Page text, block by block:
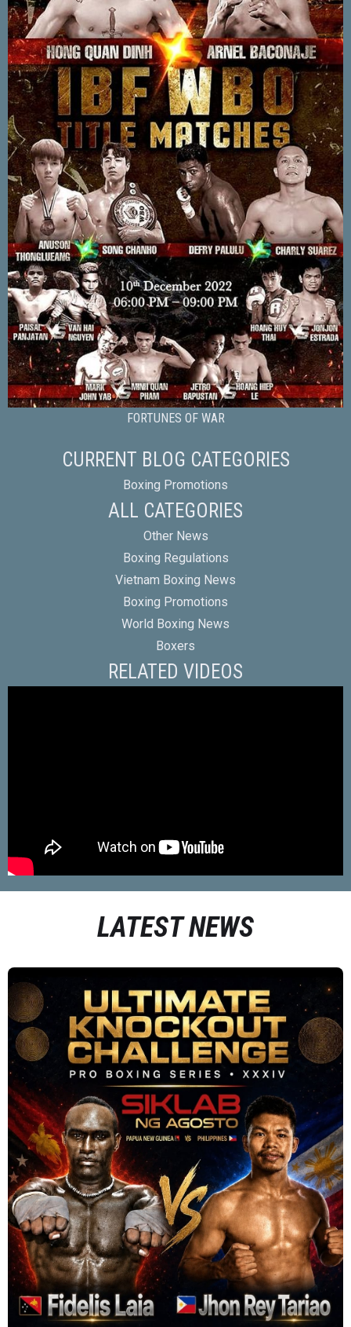
FORTUNES OF WAR
CURRENT BLOG CATEGORIES
Boxing Promotions
ALL CATEGORIES
Other News
Boxing Regulations
Vietnam Boxing News
Boxing Promotions
World Boxing News
Boxers
RELATED VIDEOS
LATEST NEWS